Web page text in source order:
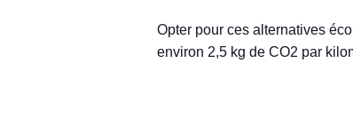
Opter pour ces alternatives
environ 2,5 kg de CO2 par